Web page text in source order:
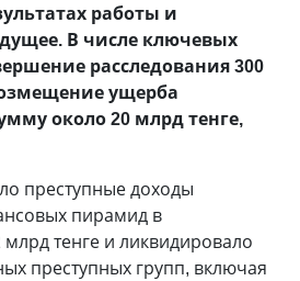
работы и
В числе ключевых
расследования 300
ущерба
около 20 млрд тенге,
преступные доходы
пирамид в
тенге и ликвидировало
преступных групп, включая